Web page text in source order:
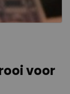
voor